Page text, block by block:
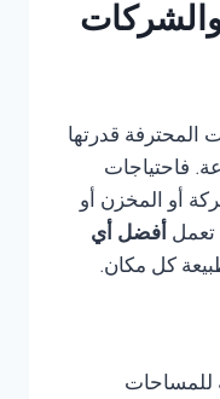
المحترفة قدرتها
فاحتياجات
أو المخزن أو
تعمل أفضل أي
كل مكان.
للمساحات